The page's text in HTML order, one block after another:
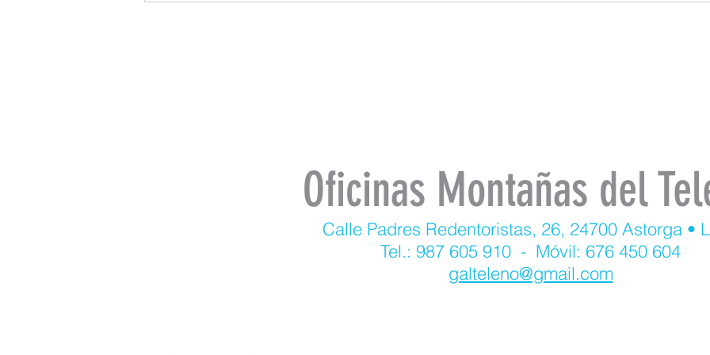
Oficinas Montañas del
Calle Padres Redentoristas, 26, 24700 Astorga •
Tel.: 987 605 910 - Móvil: 676 450 604
galteleno@gmail.com